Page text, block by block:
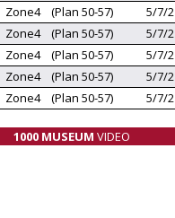
Zone4
(Plan 50-57) 5/7/2
Zone4
(Plan 50-57) 5/7/2
Zone4
(Plan 50-57) 5/7/2
Zone4
(Plan 50-57) 5/7/2
Zone4
(Plan 50-57) 5/7/2
1000 MUSEUM VIDEO